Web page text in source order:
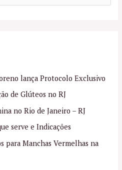
lança Protocolo Exclusivo
de Glúteos no RJ
no Rio de Janeiro – RJ
serve e Indicações
para Manchas Vermelhas na